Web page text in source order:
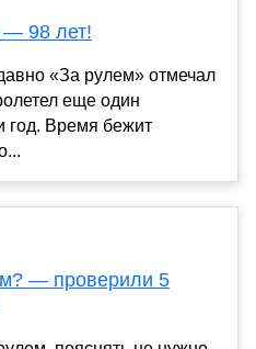
98 лет!
«За рулем» отмечал
еще один
Время бежит
— проверили 5